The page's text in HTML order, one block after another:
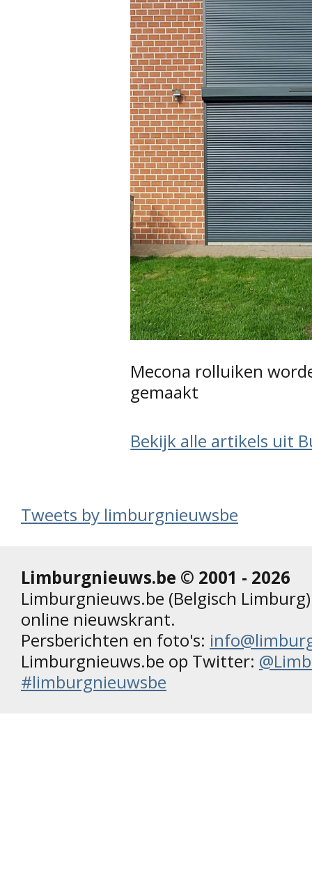
Mecona rolluiken
gemaakt
Bekijk alle artikels uit
Tweets by limburgnieuwsbe
Limburgnieuws.be © 2001 - 2026
Limburgnieuws.be (Belgisch
online nieuwskrant.
Persberichten en foto's:
Limburgnieuws.be op Twitter:
#limburgnieuwsbe